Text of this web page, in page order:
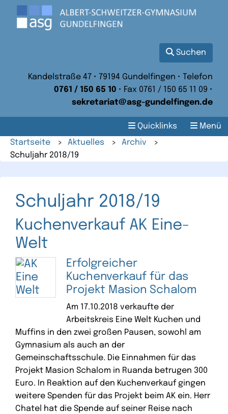
Suchen
Kandelstraße 47 • 79194 Gundelfingen • Telefon
0761 / 150 65 10 • Fax 0761 / 150 65 11 09 •
sekretariat@asg-gundelfingen.de
Menü
Quicklinks
Startseite
> Aktuelles > Archiv
>
Schuljahr 2018/19
Schuljahr 2018/19
Kuchenverkauf AK Eine-
Welt
Erfolgreicher
Kuchenverkauf für das
Projekt Masion Schalom
Am 17.10.2018 verkaufte der
Arbeitskreis Eine Welt Kuchen und
Muffins in den zwei großen Pausen, sowohl am
Gymnasium als auch an der
Gemeinschaftsschule. Die Einnahmen für das
Projekt Masion Schalom in Ruanda betrugen 300
Euro. In Reaktion auf den Kuchenverkauf gingen
weitere Spenden für das Projekt beim AK ein. Herr
Chatel hat die Spende auf seiner Reise nach